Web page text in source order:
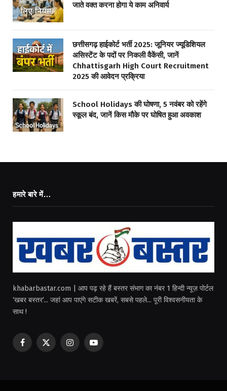
जाते वक्त करना होगा ये काम अनिवार्य
छत्तीसगढ़ हाईकोर्ट भर्ती 2025: जूनियर ज्यूडिशियल
असिस्टेंट के पदों पर निकली वैकेंसी, जानें
Chhattisgarh High Court Recruitment
2025 की आवेदन प्रक्रिया
School Holidays की घोषणा, 5 नवंबर को रहेंगे
स्कूल बंद, जानें किस मौके पर घोषित हुआ अवकाश
हमारे बारे में…
khabarbastar.com | आप पढ़ रहे हैं बस्तर संभाग का नंबर 1 हिन्दी न्यूज़ पोर्टल
‘खबर बस्तर‘... जहां आप पाएंगे सटीक खबरें, सबसे पहले... पूरी विश्वसनीयता के
साथ !
Facebook
X
InstagramYouTube